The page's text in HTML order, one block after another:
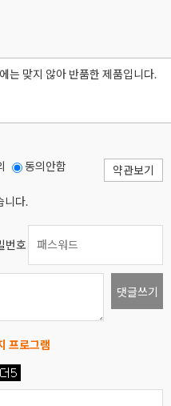
는 맞지 않아 반품한 제품입니다.
동의안함 약관보기
니다.
번호
댓글쓰기
프로그램